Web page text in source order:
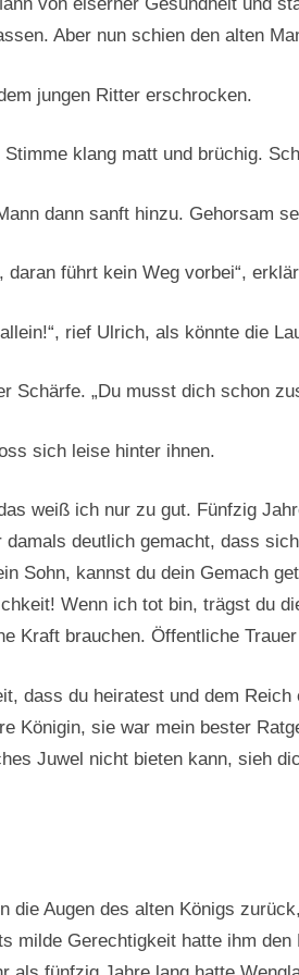
Aber nun schien den alten
jungen Ritter erschrocken.
klang matt und brüchig.
dann sanft hinzu. Gehorsam
führt kein Weg vorbei“,
rief Ulrich, als könnte die
Schärfe. „Du musst dich schon
sich leise hinter ihnen.
weiß ich nur zu gut. Fünfzig
deutlich gemacht, dass
Sohn, kannst du dein Gemach
Wenn ich tot bin, trägst du
Kraft brauchen. Öffentliche
dass du heiratest und dem
Königin, sie war mein bester
Juwel nicht bieten kann, sieh
die Augen des alten Königs
milde Gerechtigkeit hatte ihm den